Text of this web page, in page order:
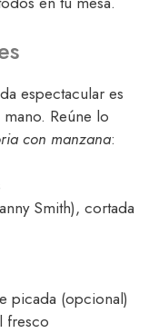
espectacular es
Reúne lo
con manzana:
Smith), cortada
picada (opcional)
fresco